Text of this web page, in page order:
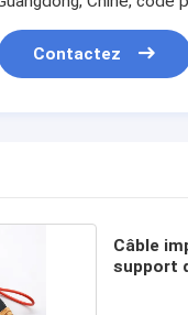
Contactez
Câble
support